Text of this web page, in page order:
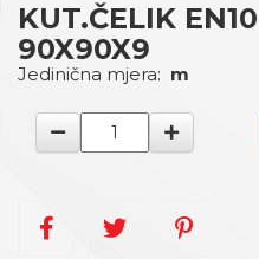
KUT.ČELIK
90X90X9
Jedinična mjera: m